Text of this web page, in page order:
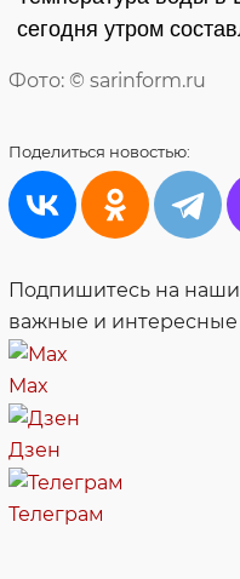
сегодня утром
Фото: © sarinform.ru
Поделиться новостью:
Подпишитесь на
важные и
Max
Дзен
Телеграм